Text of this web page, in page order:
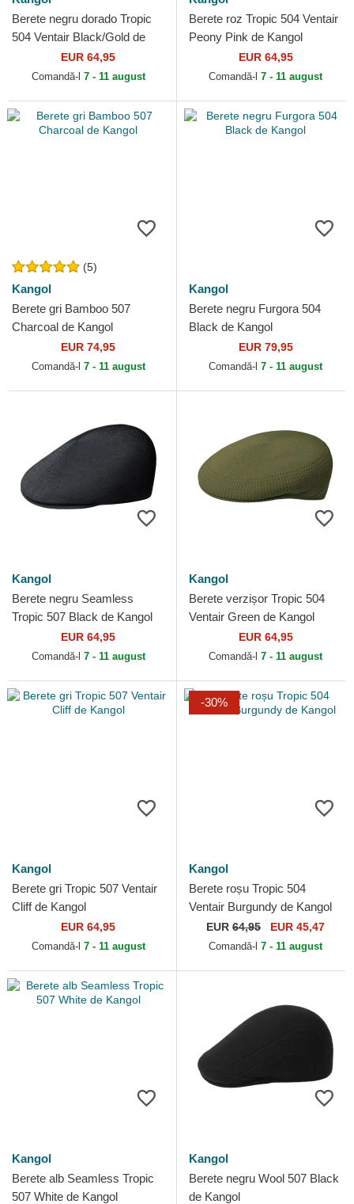
Berete negru dorado Tropic
504 Ventair Black/Gold de
EUR 64,95
Comandă-l 7 - 11 august
Berete roz Tropic 504 Ventair
Peony Pink de Kangol
EUR 64,95
Comandă-l 7 - 11 august
(5)
Kangol
Berete gri Bamboo 507
Charcoal de Kangol
EUR 74,95
Comandă-l 7 - 11 august
Kangol
Berete negru Furgora 504
Black de Kangol
EUR 79,95
Comandă-l 7 - 11 august
Kangol
Berete negru Seamless
Tropic 507 Black de Kangol
EUR 64,95
Comandă-l 7 - 11 august
Kangol
Berete verzișor Tropic 504
Ventair Green de Kangol
EUR 64,95
Comandă-l 7 - 11 august
Kangol
Berete gri Tropic 507 Ventair
Cliff de Kangol
EUR 64,95
Comandă-l 7 - 11 august
-30%
Kangol
Berete roșu Tropic 504
Ventair Burgundy de Kangol
EUR 64,95 EUR 45,47
Comandă-l 7 - 11 august
Kangol
Berete alb Seamless Tropic
507 White de Kangol
Kangol
Berete negru Wool 507 Black
de Kangol